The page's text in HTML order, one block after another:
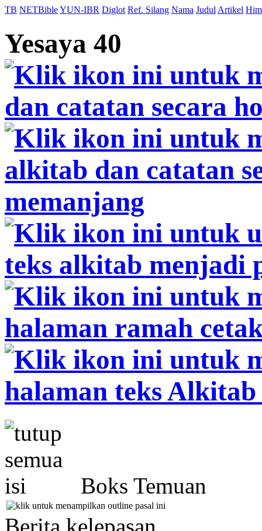
TB NETBibleYUN-IBR Diglot Ref. Silang Nama Judul Artikel
Yesaya 40
Boks Temuan
Berita kelepasan